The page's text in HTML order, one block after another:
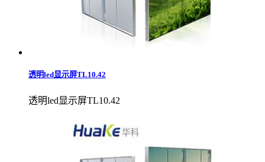
透明led显示屏TL10.42
透明led显示屏TL10.42